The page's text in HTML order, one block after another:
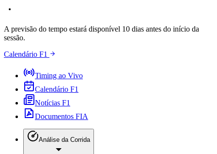
A previsão do tempo estará disponível 10 dias antes do início da
sessão.
Calendário F1
Timing ao Vivo
Calendário F1
Notícias F1
Documentos FIA
Análise da Corrida